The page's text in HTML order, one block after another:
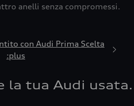
anelli senza compromessi.
con Audi Prima Scelta
:plus
la tua Audi usata.